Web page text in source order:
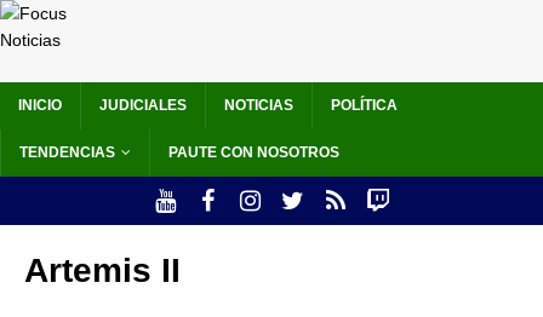
INICIO JUDICIALES NOTICIAS POLÍTICA
TENDENCIAS PAUTE CON NOSOTROS
Artemis II